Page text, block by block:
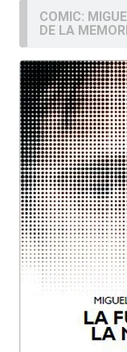
COMIC:
DE LA